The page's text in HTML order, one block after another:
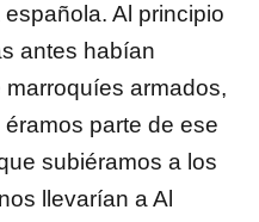
Al principio
antes habían
armados,
parte de ese
subiéramos a los
llevarían a Al